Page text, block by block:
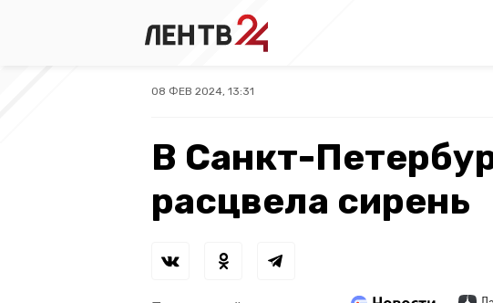
08 ФЕВ 2024, 13:31
В Санкт-
расцвела сирень